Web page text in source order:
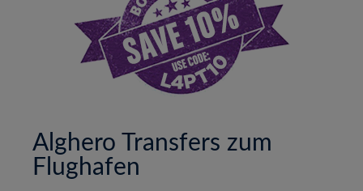
Alghero Transfers zum
Flughafen